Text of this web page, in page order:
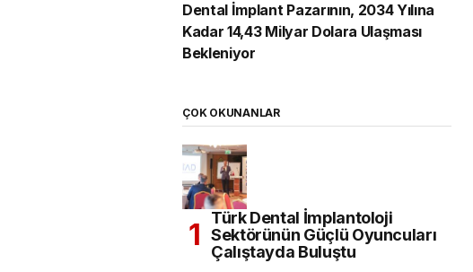
Dental İmplant Pazarının, 2034 Yılına
Kadar 14,43 Milyar Dolara Ulaşması
Bekleniyor
ÇOK OKUNANLAR
Türk Dental İmplantoloji
Sektörünün Güçlü Oyuncuları
Çalıştayda Buluştu